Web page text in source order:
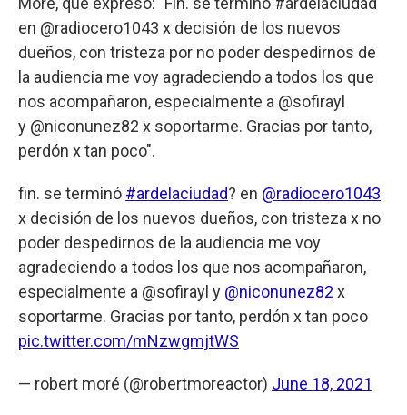
en @radiocero1043 x decisión de los nuevos
dueños, con tristeza por no poder despedirnos de
la audiencia me voy agradeciendo a todos los que
nos acompañaron, especialmente a @sofirayl
y @niconunez82 x soportarme. Gracias por tanto,
perdón x tan poco".
fin. se terminó #ardelaciudad? en @radiocero1043
x decisión de los nuevos dueños, con tristeza x no
poder despedirnos de la audiencia me voy
agradeciendo a todos los que nos acompañaron,
especialmente a @sofirayl y @niconunez82 x
soportarme. Gracias por tanto, perdón x tan poco
pic.twitter.com/mNzwgmjtWS
— robert moré (@robertmoreactor) June 18, 2021